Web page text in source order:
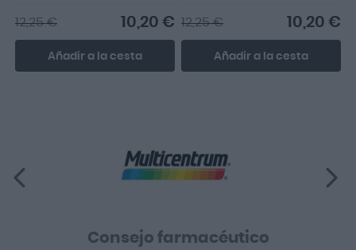
30 uds
10,20 €
12,25 €
Añadir a la cesta
10,20 €
12,25 €
Añadir a la cesta
Consejo farmacéutico